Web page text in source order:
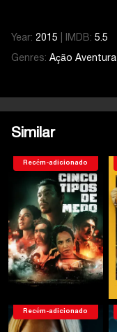
Year: 2015 IMDB: 5.5
Genres: Ação Aventura
Similar
Recém-adicionado
Recém-adicionado